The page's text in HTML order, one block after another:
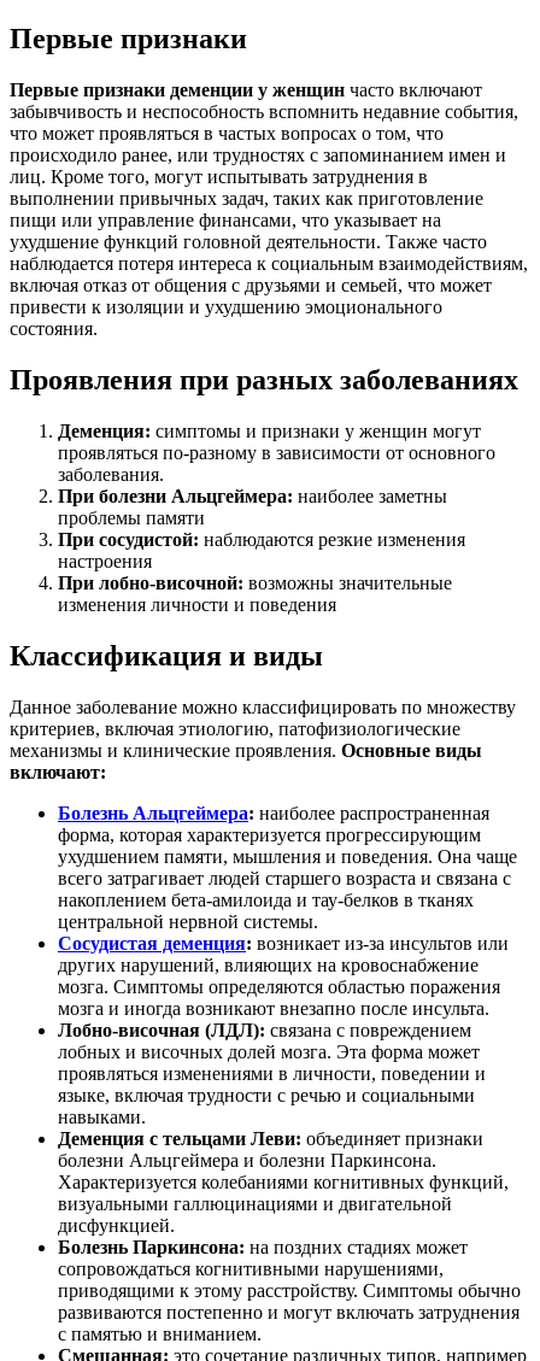
Первые признаки
Первые признаки деменции у женщин часто включают
забывчивость и неспособность вспомнить недавние события,
что может проявляться в частых вопросах о том, что
происходило ранее, или трудностях с запоминанием имен и
лиц. Кроме того, могут испытывать затруднения в
выполнении привычных задач, таких как приготовление
пищи или управление финансами, что указывает на
ухудшение функций головной деятельности. Также часто
наблюдается потеря интереса к социальным взаимодействиям,
включая отказ от общения с друзьями и семьей, что может
привести к изоляции и ухудшению эмоционального
состояния.
Проявления при разных заболеваниях
Деменция: симптомы и признаки у женщин могут
проявляться по-разному в зависимости от основного
заболевания.
При болезни Альцгеймера: наиболее заметны
проблемы памяти
При сосудистой: наблюдаются резкие изменения
настроения
При лобно-височной: возможны значительные
изменения личности и поведения
Классификация и виды
Данное заболевание можно классифицировать по множеству
критериев, включая этиологию, патофизиологические
механизмы и клинические проявления. Основные виды
включают:
Болезнь Альцгеймера: наиболее распространенная
форма, которая характеризуется прогрессирующим
ухудшением памяти, мышления и поведения. Она чаще
всего затрагивает людей старшего возраста и связана с
накоплением бета-амилоида и тау-белков в тканях
центральной нервной системы.
Сосудистая деменция: возникает из-за инсультов или
других нарушений, влияющих на кровоснабжение
мозга. Симптомы определяются областью поражения
мозга и иногда возникают внезапно после инсульта.
Лобно-височная (ЛДЛ): связана с повреждением
лобных и височных долей мозга. Эта форма может
проявляться изменениями в личности, поведении и
языке, включая трудности с речью и социальными
навыками.
Деменция с тельцами Леви: объединяет признаки
болезни Альцгеймера и болезни Паркинсона.
Характеризуется колебаниями когнитивных функций,
визуальными галлюцинациями и двигательной
дисфункцией.
Болезнь Паркинсона: на поздних стадиях может
сопровождаться когнитивными нарушениями,
приводящими к этому расстройству. Симптомы обычно
развиваются постепенно и могут включать затруднения
с памятью и вниманием.
Смешанная: это сочетание различных типов, например